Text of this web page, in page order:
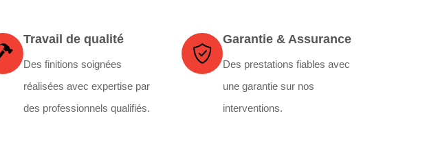
Travail de qualité
Des finitions soignées
réalisées avec expertise par
des professionnels qualifiés.
Garantie & Assurance
Des prestations fiables avec
une garantie sur nos
interventions.